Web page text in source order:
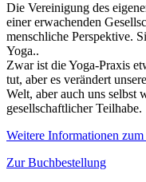
Die Vereinigung des
einer erwachenden
menschliche Perspektive.
Yoga..
Zwar ist die Yoga-Praxis
tut, aber es verändert
Welt, aber auch uns selbst
gesellschaftlicher Teilhabe.
Weitere Informationen
Zur Buchbestellung